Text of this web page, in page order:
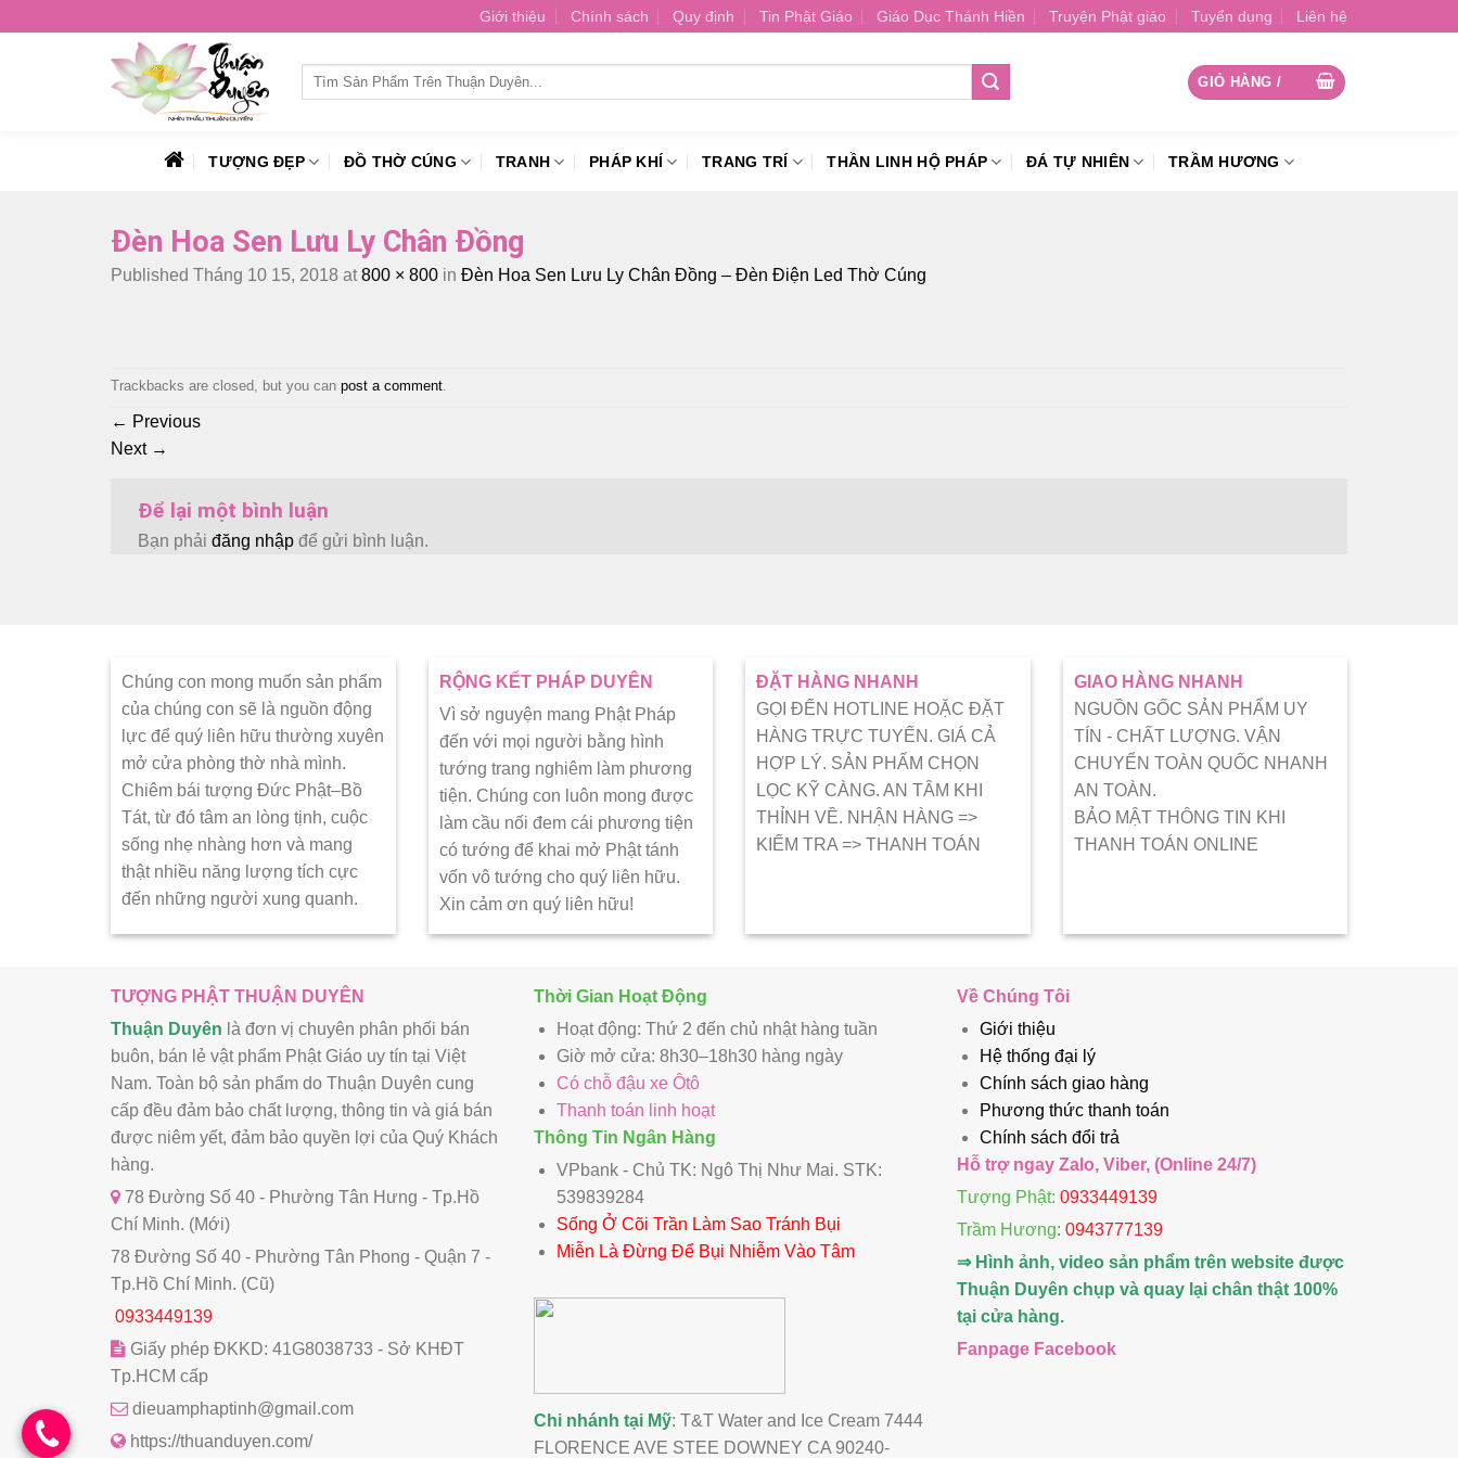
Giới thiệu Chính sách Quy định Tin Phật Giáo Giáo Dục Thánh Hiền Truyện Phật giáo Tuyển dụng Liên hệ
Tìm
GIỎ HÀNG /
TƯỢNG ĐẸP ĐỒ THỜ CÚNG TRANH PHÁP KHÍ TRANG TRÍ THẦN LINH HỘ PHÁP ĐÁ TỰ NHIÊN TRẦM HƯƠNG
Đèn Hoa Sen Lưu Ly Chân Đồng
Published Tháng 10 15, 2018 at 800 × 800 in Đèn Hoa Sen Lưu Ly Chân Đồng – Đèn Điện Led Thờ Cúng
Trackbacks are closed, but you can post a comment.
← Previous
Next →
Để lại một bình luận
Bạn phải đăng nhập để gửi bình luận.
Chúng con mong muốn sản phẩm
của chúng con sẽ là nguồn động
lực để quý liên hữu thường xuyên
mở cửa phòng thờ nhà mình.
Chiêm bái tượng Đức Phật–Bồ
Tát, từ đó tâm an lòng tịnh, cuộc
sống nhẹ nhàng hơn và mang
thật nhiều năng lượng tích cực
đến những người xung quanh.
RỘNG KẾT PHÁP DUYÊN
Vì sở nguyện mang Phật Pháp
đến với mọi người bằng hình
tướng trang nghiêm làm phương
tiện. Chúng con luôn mong được
làm cầu nối đem cái phương tiện
có tướng để khai mở Phật tánh
vốn vô tướng cho quý liên hữu.
Xin cảm ơn quý liên hữu!
ĐẶT HÀNG NHANH
GỌI ĐẾN HOTLINE HOẶC ĐẶT
HÀNG TRỰC TUYẾN. GIÁ CẢ
HỢP LÝ. SẢN PHẨM CHỌN
LỌC KỸ CÀNG. AN TÂM KHI
THỈNH VỀ. NHẬN HÀNG =>
KIẾM TRA => THANH TOÁN
GIAO HÀNG NHANH
NGUỒN GỐC SẢN PHẨM UY
TÍN - CHẤT LƯỢNG. VẬN
CHUYỂN TOÀN QUỐC NHANH
AN TOÀN.
BẢO MẬT THÔNG TIN KHI
THANH TOÁN ONLINE
TƯỢNG PHẬT THUẬN DUYÊN
Thuận Duyên là đơn vị chuyên phân phối bán
buôn, bán lẻ vật phẩm Phật Giáo uy tín tại Việt
Nam. Toàn bộ sản phẩm do Thuận Duyên cung
cấp đều đảm bảo chất lượng, thông tin và giá bán
được niêm yết, đảm bảo quyền lợi của Quý Khách
hàng.
78 Đường Số 40 - Phường Tân Hưng - Tp.Hồ
Chí Minh. (Mới)
78 Đường Số 40 - Phường Tân Phong - Quận 7 -
Tp.Hồ Chí Minh. (Cũ)
0933449139
Giấy phép ĐKKD: 41G8038733 - Sở KHĐT
Tp.HCM cấp
dieuamphaptinh@gmail.com
https://thuanduyen.com/
Thời Gian Hoạt Động
Hoạt động: Thứ 2 đến chủ nhật hàng tuần
Giờ mở cửa: 8h30–18h30 hàng ngày
Có chỗ đậu xe Ôtô
Thanh toán linh hoạt
Thông Tin Ngân Hàng
VPbank - Chủ TK: Ngô Thị Như Mai. STK:
539839284
Sống Ở Cõi Trần Làm Sao Tránh Bụi
Miễn Là Đừng Để Bụi Nhiễm Vào Tâm
Chi nhánh tại Mỹ: T&T Water and Ice Cream 7444
FLORENCE AVE STEE DOWNEY CA 90240-
Về Chúng Tôi
Giới thiệu
Hệ thống đại lý
Chính sách giao hàng
Phương thức thanh toán
Chính sách đổi trả
Hỗ trợ ngay Zalo, Viber, (Online 24/7)
Tượng Phật: 0933449139
Trầm Hương: 0943777139
⇒ Hình ảnh, video sản phẩm trên website được
Thuận Duyên chụp và quay lại chân thật 100%
tại cửa hàng.
Fanpage Facebook